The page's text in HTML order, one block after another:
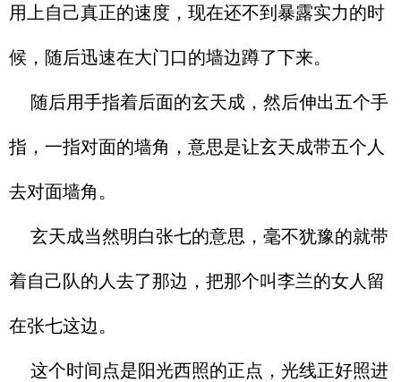
用上自己真正的速度，现在还不到暴露实力的时
候，随后迅速在大门口的墙边蹲了下来。
随后用手指着后面的玄天成，然后伸出五个手
指，一指对面的墙角，意思是让玄天成带五个人
去对面墙角。
玄天成当然明白张七的意思，毫不犹豫的就带
着自己队的人去了那边，把那个叫李兰的女人留
在张七这边。
这个时间点是阳光西照的正点，光线正好照进